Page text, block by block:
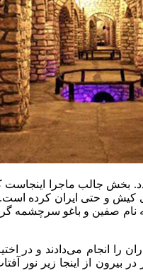
کیش و حتی ایران کرده
به نام صفین و باغو
انجام می‌دادند و در
بیرون از اینجا زیر نور